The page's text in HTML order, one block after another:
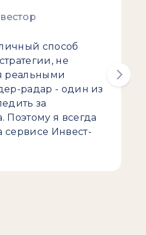
способ
не
реальными
радар - один из
за
Поэтому я всегда
Инвест-